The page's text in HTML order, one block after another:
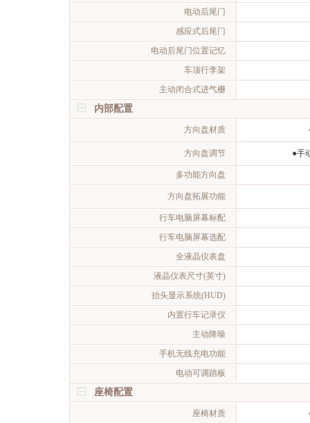
电动后尾门
感应式后尾门
电动后尾门位置记忆
车顶行李架
主动闭合式进气栅
内部配置
方向盘材质
方向盘调节 ●手
多功能方向盘
方向盘拓展功能
行车电脑屏幕标配
行车电脑屏幕选配
全液晶仪表盘
液晶仪表尺寸(英寸)
抬头显示系统(HUD)
内置行车记录仪
主动降噪
手机无线充电功能
电动可调踏板
座椅配置
座椅材质